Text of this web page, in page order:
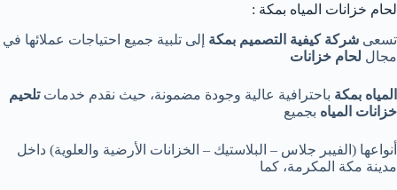
لحام خزانات المياه بمكة :
تسعى شركة كيفية التصميم بمكة إلى تلبية جميع احتياجات عملائها في
مجال لحام خزانات
المياه بمكة باحترافية عالية وجودة مضمونة، حيث نقدم خدماتتلحيم
خزانات المياه بجميع
أنواعها (الفيبر جلاس – البلاستيك – الخزانات الأرضية والعلوية) داخل
مدينة مكة المكرمة، كما